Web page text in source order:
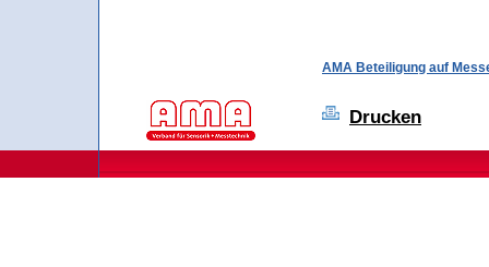
AMA Beteiligung auf
Drucken